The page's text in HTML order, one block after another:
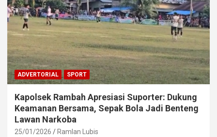
ADVERTORIAL SPORT
Kapolsek Rambah Apresiasi Suporter: Dukung
Keamanan Bersama, Sepak Bola Jadi Benteng
Lawan Narkoba
25/01/2026 Ramlan Lubis